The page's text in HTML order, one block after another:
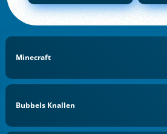
Minecraft
Bubbels Knallen